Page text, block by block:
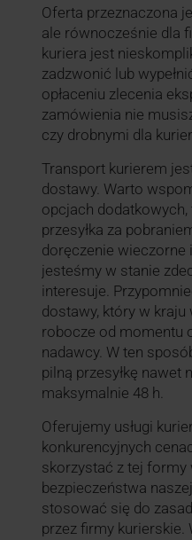
Oferta przeznaczona
ale równocześnie dla
kuriera jest
zadzwonić lub
opłaceniu zlecenia
zamówienia nie
czy drobnymi dla
Transport kurierem
dostawy. Warto
opcjach dodatkowych,
przesyłka za
doręczenie wieczorne
jesteśmy w stanie
interesuje.
dostawy, który w
robocze od momentu
nadawcy. W ten
pilną przesyłkę nawet
maksymalnie 48 h.
Oferujemy usługi
konkurencyjnych
skorzystać z tej formy
bezpieczeństwa
stosować się do
przez firmy kurierskie.